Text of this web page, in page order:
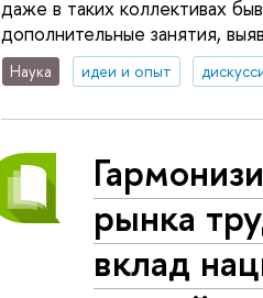
даже в таких коллективах
дополнительные занятия,
Наука идеи и опыт
рынка
вклад